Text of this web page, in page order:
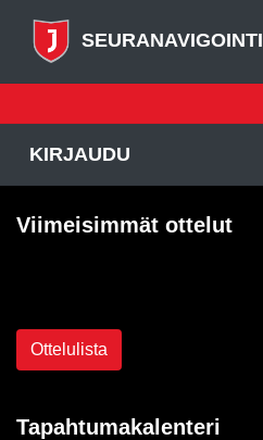
SEURANAVIGOINTI
KIRJAUDU
Viimeisimmät ottelut
Ottelulista
Tapahtumakalenteri